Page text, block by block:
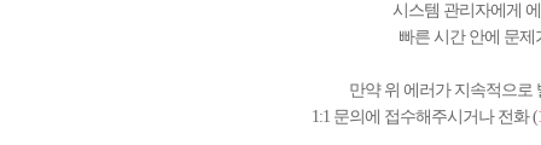
시스템 관리자에게
빠른 시간 안에 문
만약 위 에러가 지속적으로
1:1 문의에 접수해주시거나 전화 (